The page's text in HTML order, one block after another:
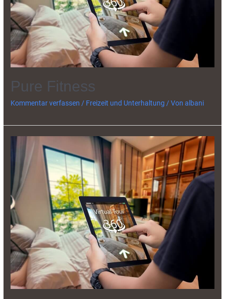
Pure Fitness
Kommentar verfassen / Freizeit und Unterhaltung / Vonalbani